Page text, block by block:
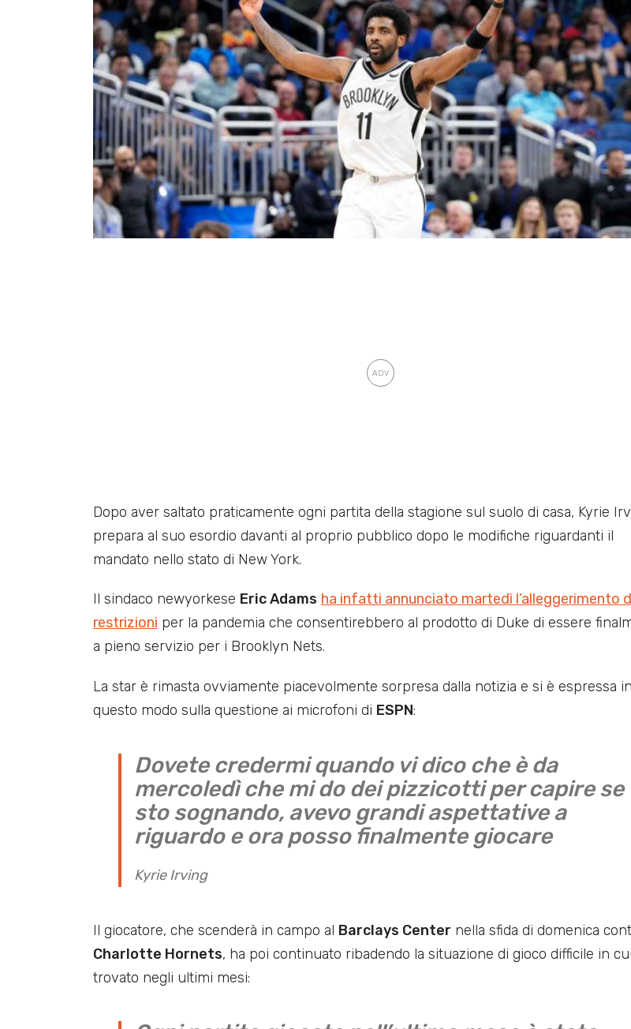
Dopo aver saltato praticamente ogni partita della stagione sul suolo di casa, Kyrie
prepara al suo esordio davanti al proprio pubblico dopo le modifiche riguardanti il
mandato nello stato di New York.
Il sindaco newyorkese Eric Adams ha infatti annunciato martedì l’alleggerimento
restrizioni per la pandemia che consentirebbero al prodotto di Duke di essere
a pieno servizio per i Brooklyn Nets.
La star è rimasta ovviamente piacevolmente sorpresa dalla notizia e si è espressa in
questo modo sulla questione ai microfoni di ESPN:
Dovete credermi quando vi dico che è da
mercoledì che mi do dei pizzicotti per capire se
sto sognando, avevo grandi aspettative a
riguardo e ora posso finalmente giocare
Kyrie Irving
Il giocatore, che scenderà in campo al Barclays Center nella sfida di domenica
Charlotte Hornets, ha poi continuato ribadendo la situazione di gioco difficile in
trovato negli ultimi mesi: